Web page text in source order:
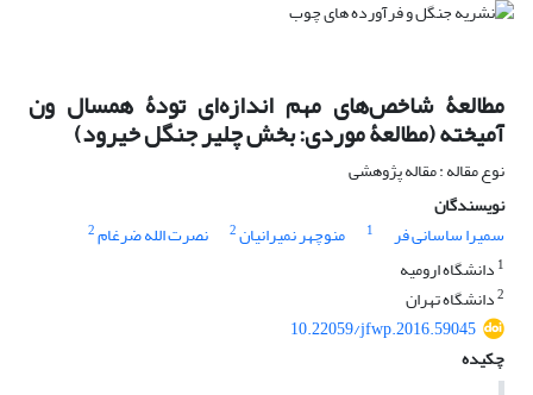
مطالعۀ شاخص‌های مهم اندازه‌ای تودۀ همسال ون
آمیخته (مطالعۀ موردی: بخش چلیر جنگل خیرود)
نوع مقاله : مقاله پژوهشی
نویسندگان
سمیرا ساسانی فر
1 منوچهر نمیرانیان2 نصرت الله ضرغام2
1 دانشگاه ارومیه
2دانشگاه تهران
10.22059/jfwp.2016.59045
چکیده